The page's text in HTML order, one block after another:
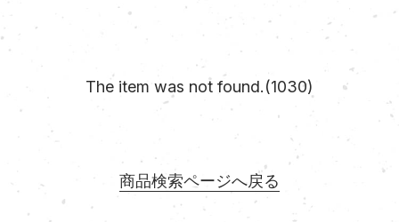
The item was not found.(1030)
商品検索ページへ戻る